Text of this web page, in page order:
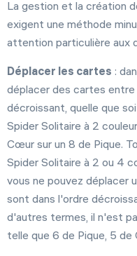
La gestion et la création
exigent une méthode
attention particulière aux
Déplacer les cartes :
déplacer des cartes
décroissant, quelle que
Spider Solitaire à 2
Cœur sur un 8 de Pique.
Spider Solitaire à 2 ou 4
vous ne pouvez déplacer
sont dans l'ordre
d'autres termes, il n'est
telle que 6 de Pique, 5 de